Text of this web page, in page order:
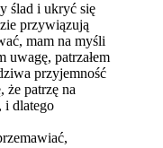
ślad i ukryć się
przywiązują
mam na myśli
uwagę, patrzałem
przyjemność
że patrzę na
i dlatego